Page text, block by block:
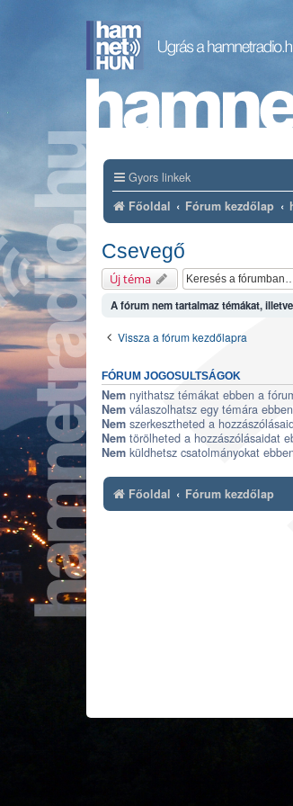
Gyors linkek
Főoldal Fórum kezdőlap
Csevegő
Új téma
A fórum nem tartalmaz témákat,
Vissza a fórum kezdőlapra
FÓRUM JOGOSULTSÁGOK
Nem nyithatsz témákat ebben a
Nem válaszolhatsz egy témára
Nem szerkesztheted a
Nem törölheted a hozzászólásaidat
Nem küldhetsz csatolmányokat
Főoldal Fórum kezdőlap